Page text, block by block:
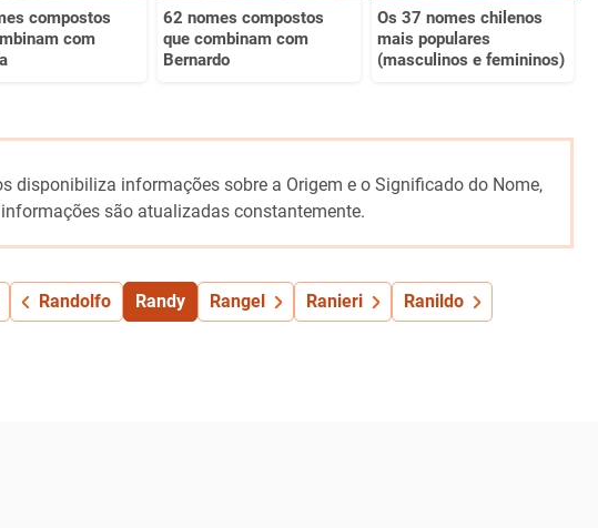
compostos
com
62 nomes compostos
que combinam com
Bernardo
Os 37 nomes chilenos
mais populares
(masculinos e femininos)
disponibiliza informações sobre a Origem e o Significado do Nome,
são atualizadas constantemente.
Randolfo Randy Rangel Ranieri Ranildo